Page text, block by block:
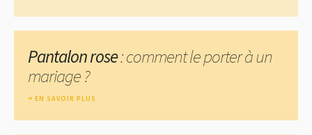
Pantalon rose: comment le porter à un
mariage ?
EN SAVOIR PLUS